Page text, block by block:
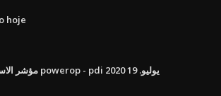
hoje
مؤشر الاستثمار عن بعد الخاص بـ powerop - pdi يوليو. 19 2020